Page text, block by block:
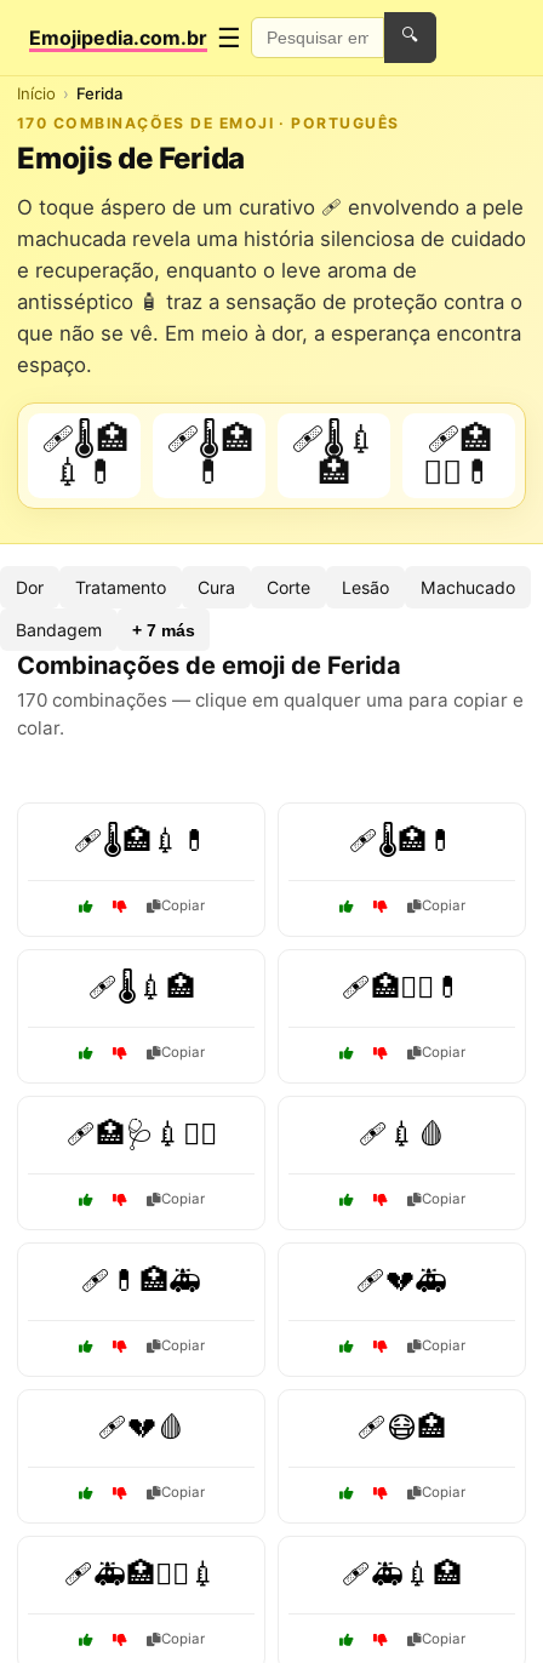
Emojipedia.com.br ☰ 🔍
Início Ferida
170 COMBINAÇÕES DE EMOJI · PORTUGUÊS
Emojis de Ferida
O toque áspero de um curativo 🩹 envolvendo a pele
machucada revela uma história silenciosa de cuidado
e recuperação, enquanto o leve aroma de
antisséptico 🧴 traz a sensação de proteção contra o
que não se vê. Em meio à dor, a esperança encontra
espaço.
🩹🌡️🏥
💉💊
🩹🌡️🏥
💊
🩹🌡️💉
🏥
🩹🏥
👨‍⚕️💊
Dor Tratamento Cura Corte Lesão Machucado
Bandagem + 7 más
Combinações de emoji de Ferida
170 combinações — clique em qualquer uma para copiar e
colar.
🩹🌡️🏥💉💊
Copiar
🩹🌡️🏥💊
Copiar
🩹🌡️💉🏥
Copiar
🩹🏥👨‍⚕️💊
Copiar
🩹🏥🩺💉👨‍⚕️
Copiar
🩹💉🩸
Copiar
🩹💊🏥🚑
Copiar
🩹💔🚑
Copiar
🩹💔🩸
Copiar
🩹😷🏥
Copiar
🩹🚑🏥👩‍⚕️💉
Copiar
🩹🚑💉🏥
Copiar